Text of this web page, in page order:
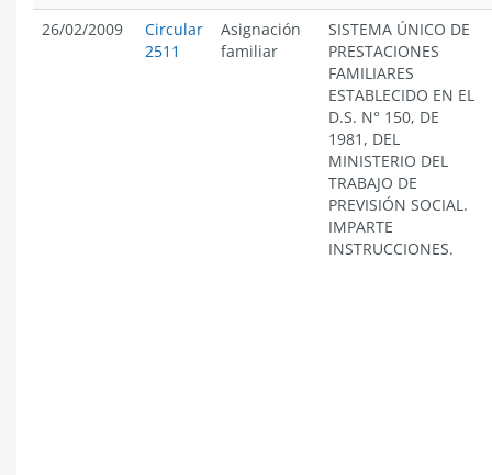
26/02/2009
Circular
2511
Asignación
familiar
SISTEMA ÚNICO DE
PRESTACIONES
FAMILIARES
ESTABLECIDO EN EL
D.S. N° 150, DE
1981, DEL
MINISTERIO DEL
TRABAJO DE
PREVISIÓN SOCIAL.
IMPARTE
INSTRUCCIONES.